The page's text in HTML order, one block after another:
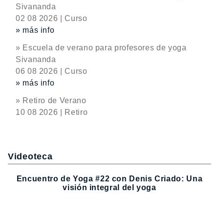
Sivananda
02 08 2026 | Curso
» más info
» Escuela de verano para profesores de yoga
Sivananda
06 08 2026 | Curso
» más info
» Retiro de Verano
10 08 2026 | Retiro
Videoteca
Encuentro de Yoga #22 con Denis Criado: Una
visión integral del yoga